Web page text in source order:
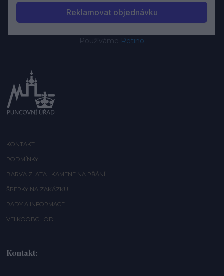
Používáme Retino
KONTAKT
PODMÍNKY
BARVA ZLATA I KAMENE NA PŘÁNÍ
ŠPERKY NA ZAKÁZKU
RADY A INFORMACE
VELKOOBCHOD
Kontakt: